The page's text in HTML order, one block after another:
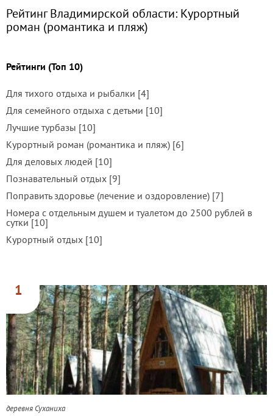
Рейтинг Владимирской области: Курортный
роман (романтика и пляж)
Рейтинги (Топ 10)
Для тихого отдыха и рыбалки [4]
Для семейного отдыха с детьми [10]
Лучшие турбазы [10]
Курортный роман (романтика и пляж) [6]
Для деловых людей [10]
Познавательный отдых [9]
Поправить здоровье (лечение и оздоровление) [7]
Номера с отдельным душем и туалетом до 2500 рублей в
сутки [10]
Курортный отдых [10]
1
деревня Суханиха